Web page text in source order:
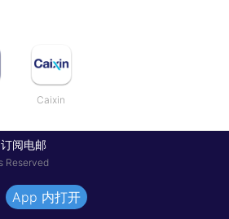
Caixin
阅电邮
Reserved
App 内打开